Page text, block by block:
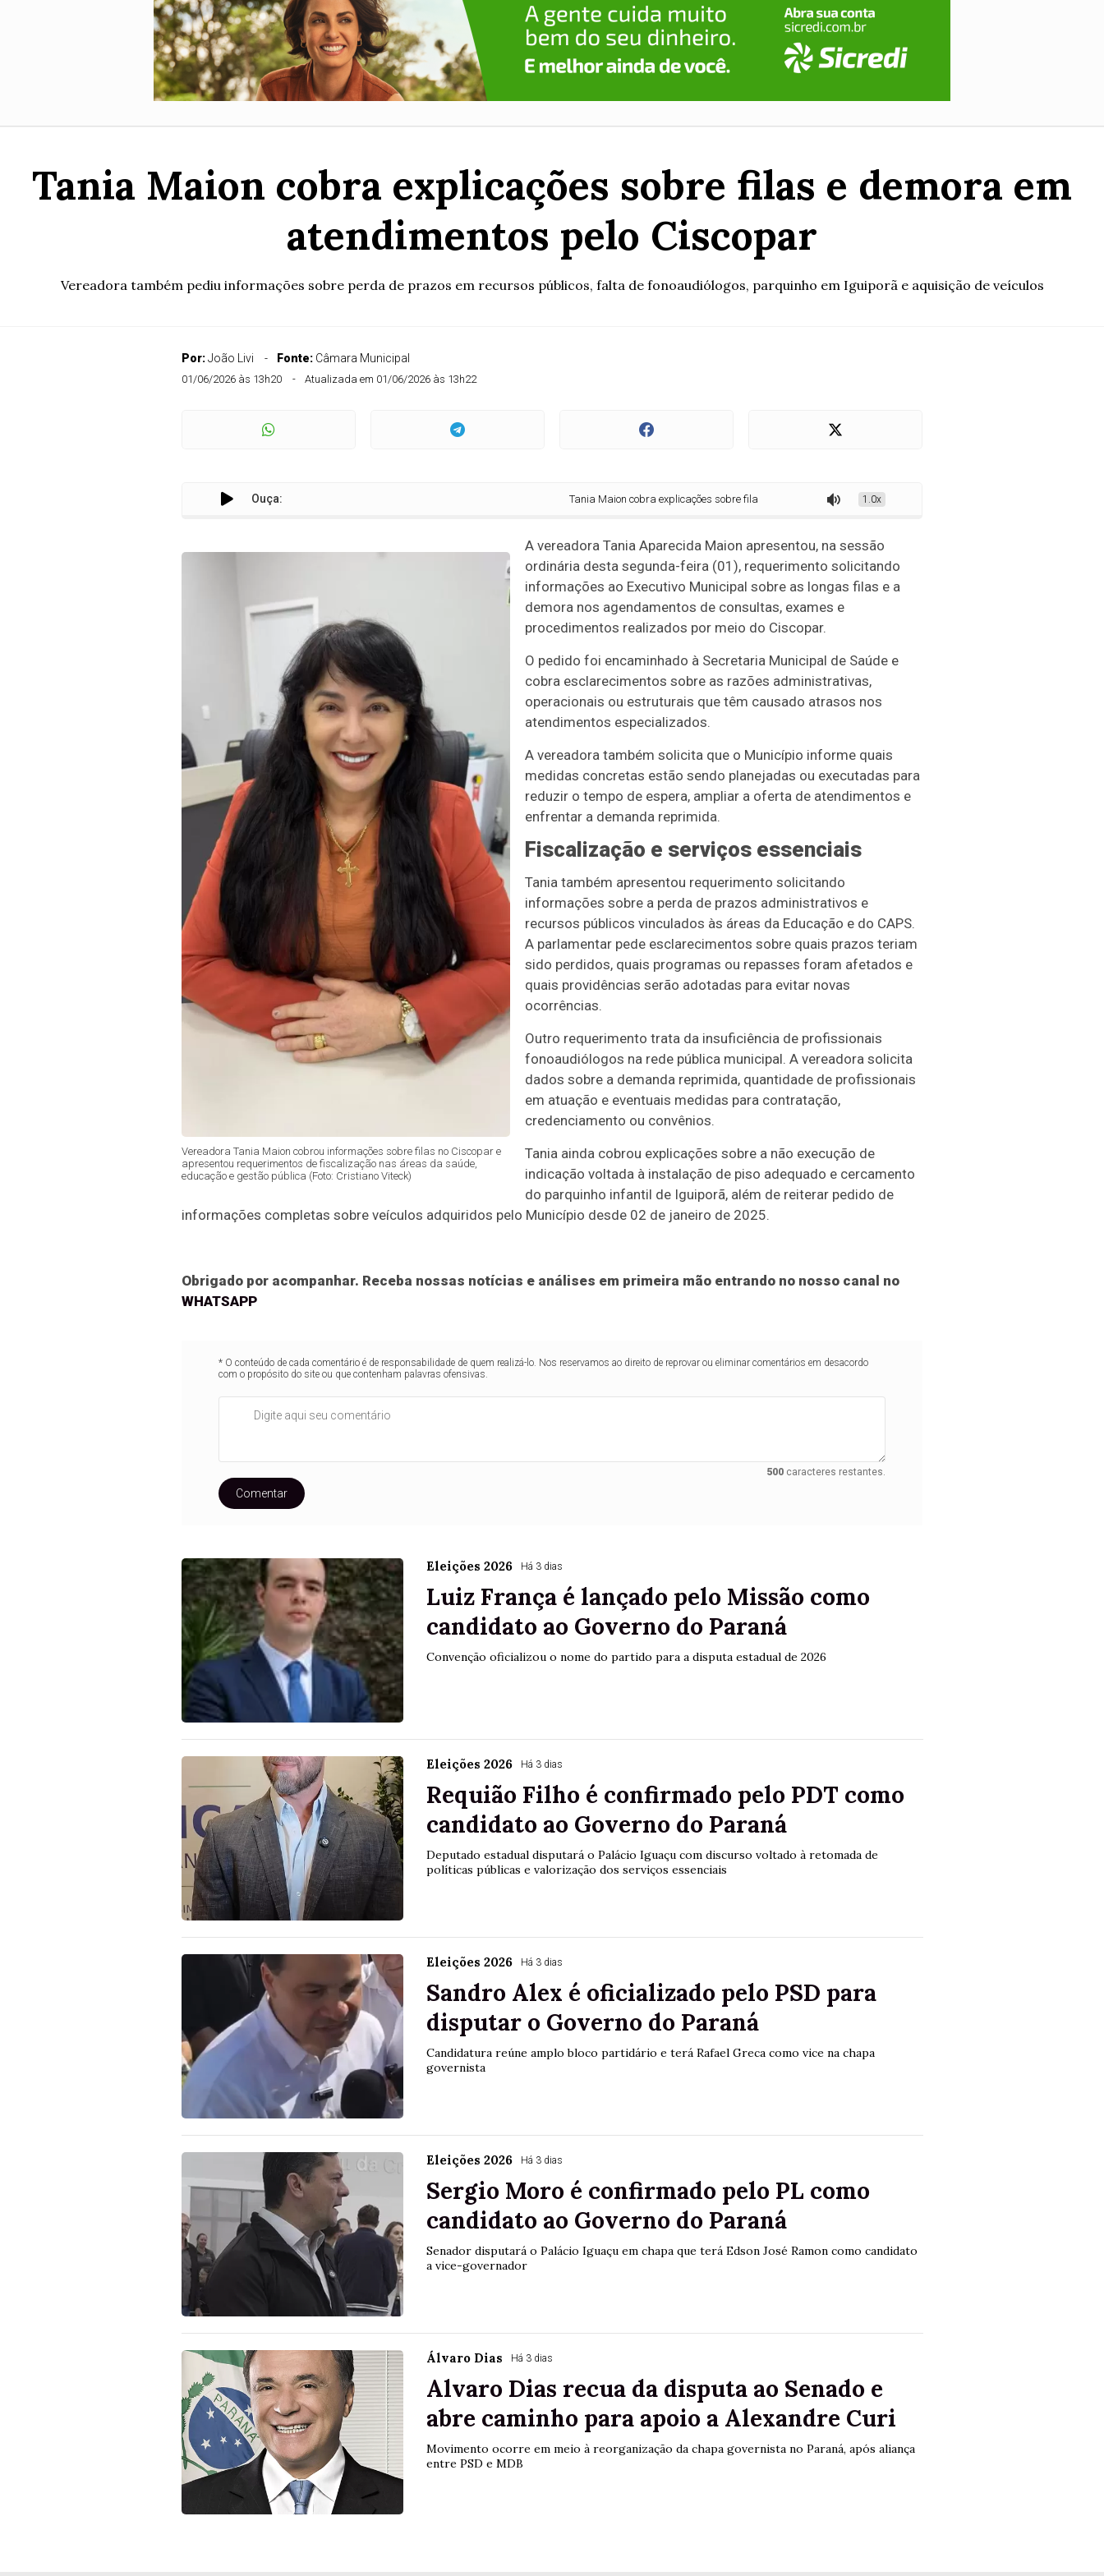
Tania Maion cobra explicações sobre filas e demora em
atendimentos pelo Ciscopar
Vereadora também pediu informações sobre perda de prazos em recursos públicos, falta de fonoaudiólogos, parquinho em Iguiporã e aquisição de veículos
Por:João Livi Fonte: Câmara Municipal
01/06/2026 às 13h20 Atualizada em 01/06/2026 às 13h22
Ouça: Tania Maion cobra explicações sobre filas e demora em atendimentos pelo Ciscopar
1.0x
Vereadora Tania Maion cobrou informações sobre filas no Ciscopar e
apresentou requerimentos de fiscalização nas áreas da saúde,
educação e gestão pública (Foto: Cristiano Viteck)
A vereadora Tania Aparecida Maion apresentou, na sessão
ordinária desta segunda-feira (01), requerimento solicitando
informações ao Executivo Municipal sobre as longas filas e a
demora nos agendamentos de consultas, exames e
procedimentos realizados por meio do Ciscopar.
O pedido foi encaminhado à Secretaria Municipal de Saúde e
cobra esclarecimentos sobre as razões administrativas,
operacionais ou estruturais que têm causado atrasos nos
atendimentos especializados.
A vereadora também solicita que o Município informe quais
medidas concretas estão sendo planejadas ou executadas para
reduzir o tempo de espera, ampliar a oferta de atendimentos e
enfrentar a demanda reprimida.
Fiscalização e serviços essenciais
Tania também apresentou requerimento solicitando
informações sobre a perda de prazos administrativos e
recursos públicos vinculados às áreas da Educação e do CAPS.
A parlamentar pede esclarecimentos sobre quais prazos teriam
sido perdidos, quais programas ou repasses foram afetados e
quais providências serão adotadas para evitar novas
ocorrências.
Outro requerimento trata da insuficiência de profissionais
fonoaudiólogos na rede pública municipal. A vereadora solicita
dados sobre a demanda reprimida, quantidade de profissionais
em atuação e eventuais medidas para contratação,
credenciamento ou convênios.
Tania ainda cobrou explicações sobre a não execução de
indicação voltada à instalação de piso adequado e cercamento
do parquinho infantil de Iguiporã, além de reiterar pedido de
informações completas sobre veículos adquiridos pelo Município desde 02 de janeiro de 2025.
Obrigado por acompanhar. Receba nossas notícias e análises em primeira mão entrando no nosso canal no
WHATSAPP
* O conteúdo de cada comentário é de responsabilidade de quem realizá-lo. Nos reservamos ao direito de reprovar ou eliminar comentários em desacordo
com o propósito do site ou que contenham palavras ofensivas.
500 caracteres restantes.
Comentar
Eleições 2026 Há 3 dias
Luiz França é lançado pelo Missão como
candidato ao Governo do Paraná
Convenção oficializou o nome do partido para a disputa estadual de 2026
Eleições 2026 Há 3 dias
Requião Filho é confirmado pelo PDT como
candidato ao Governo do Paraná
Deputado estadual disputará o Palácio Iguaçu com discurso voltado à retomada de
políticas públicas e valorização dos serviços essenciais
Eleições 2026 Há 3 dias
Sandro Alex é oficializado pelo PSD para
disputar o Governo do Paraná
Candidatura reúne amplo bloco partidário e terá Rafael Greca como vice na chapa
governista
Eleições 2026 Há 3 dias
Sergio Moro é confirmado pelo PL como
candidato ao Governo do Paraná
Senador disputará o Palácio Iguaçu em chapa que terá Edson José Ramon como candidato
a vice-governador
Álvaro Dias Há 3 dias
Alvaro Dias recua da disputa ao Senado e
abre caminho para apoio a Alexandre Curi
Movimento ocorre em meio à reorganização da chapa governista no Paraná, após aliança
entre PSD e MDB